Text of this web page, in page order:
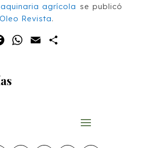
agrícola se publicó
Oleo Revista.
FacebookWhatsApp
Email